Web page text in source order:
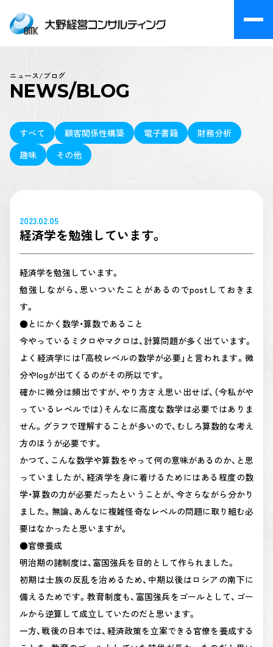
ニュース/ブログ
NEWS/BLOG
すべて 顧客関係性構築 電子書籍
財務分析
趣味
その他
2023.02.05
経済学を勉強しています。
経済学を勉強しています。
勉強しながら、思いついたことがあるのでpostしておきま
す。
●とにかく数学・算数であること
今やっているミクロやマクロは、計算問題が多く出ています。
よく経済学には「高校レベルの数学が必要」と言われます。微
分やlogが出てくるのがその所以です。
確かに微分は頻出ですが、やり方さえ思い出せば、（今私がや
っているレベルでは）そんなに高度な数学は必要ではありま
せん。グラフで理解することが多いので、むしろ算数的な考え
方のほうが必要です。
かつて、こんな数学や算数をやって何の意味があるのか、と思
っていましたが、経済学を身に着けるためにはある程度の数
学・算数の力が必要だったということが、今さらながら分かり
ました。無論、あんなに複雑怪奇なレベルの問題に取り組む必
要はなかったと思いますが。
●官僚養成
明治期の諸制度は、富国強兵を目的として作られました。
初期は士族の反乱を治めるため、中期以後はロシアの南下に
備えるためです。教育制度も、富国強兵をゴールとして、ゴー
ルから逆算して成立していたのだと思います。
一方、戦後の日本では、経済政策を立案できる官僚を養成する